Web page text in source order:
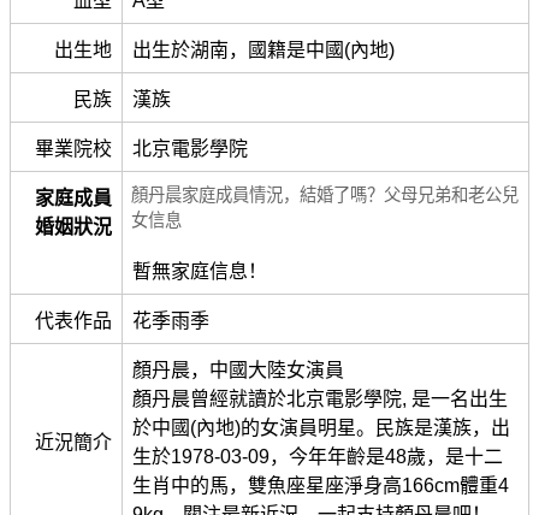
出生地 出生於湖南，國籍是中國(內地)
民族 漢族
畢業院校 北京電影學院
家庭成員
婚姻狀況
顏丹晨家庭成員情況，結婚了嗎？父母兄弟和老公兒
女信息
暫無家庭信息！
代表作品 花季雨季
近況簡介
顏丹晨，中國大陸女演員
顏丹晨曾經就讀於北京電影學院, 是一名出生
於中國(內地)的女演員明星。民族是漢族，出
生於1978-03-09，今年年齡是48歲，是十二
生肖中的馬，雙魚座星座淨身高166cm體重4